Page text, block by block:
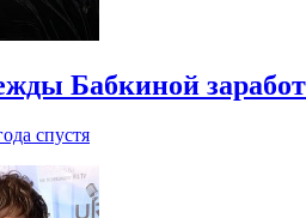
Бабкиной
спустя